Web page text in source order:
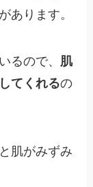
があります。
るので、 肌
てくれるの
肌がみずみ